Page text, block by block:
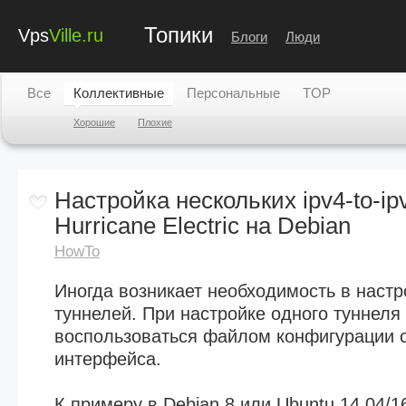
VpsVille.ru Топики Блоги Люди
Все Коллективные
Хорошие Плохие
Персональные TOP
Настройка нескольких ipv4-to-
Hurricane Electric на Debian
HowTo
Иногда возникает необходимость в
туннелей. При настройке одного
воспользоваться файлом конфигурации
интерфейса.